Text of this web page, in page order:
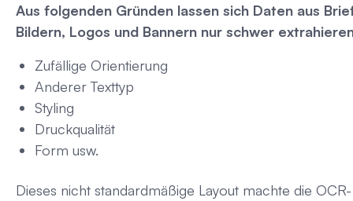
Aus folgenden Gründen lassen sich Daten aus
Bildern, Logos und Bannern nur schwer
Zufällige Orientierung
Anderer Texttyp
Styling
Druckqualität
Form usw.
Dieses nicht standardmäßige Layout machte die OCR-